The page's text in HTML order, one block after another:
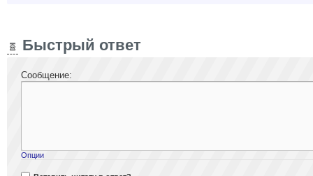
Быстрый ответ
Сообщение:
Опции